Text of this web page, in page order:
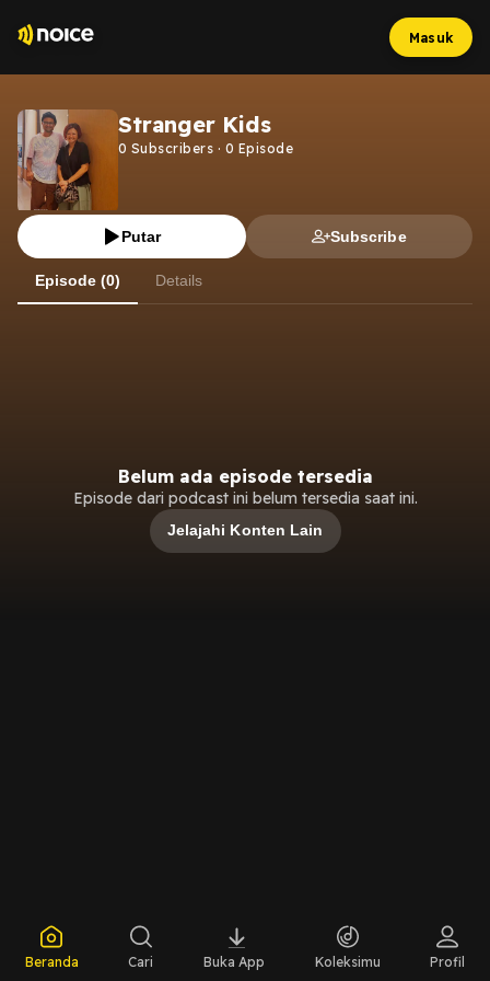
Masuk
Stranger Kids
0 Subscribers · 0 Episode
Putar Subscribe
Episode (0) Details
Belum ada episode tersedia
Episode dari podcast ini belum tersedia saat ini.
Jelajahi Konten Lain
Beranda Cari Buka App Koleksimu Profil